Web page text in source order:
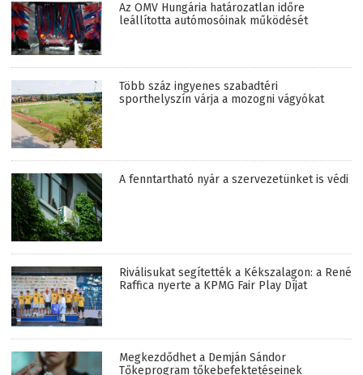
Az OMV Hungária határozatlan időre
leállította autómosóinak működését
Több száz ingyenes szabadtéri
sporthelyszín várja a mozogni vágyókat
A fenntartható nyár a szervezetünket is védi
Riválisukat segítették a Kékszalagon: a René
Raffica nyerte a KPMG Fair Play Díjat
Megkezdődhet a Demján Sándor
Tőkeprogram tőkebefektetéseinek